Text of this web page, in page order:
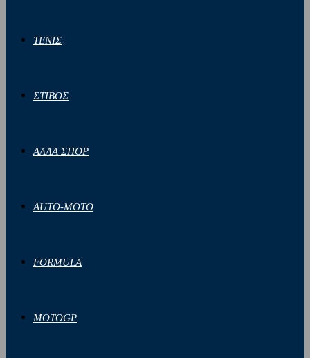
ΤΕΝΙΣ
ΣΤΙΒΟΣ
ΑΛΛΑ ΣΠΟΡ
AUTO-MOTO
FORMULA
MOTOGP